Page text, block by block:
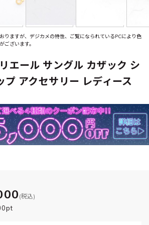
りますが、デジカメの特性、ご覧になられているPCにより色
ございます。
エール サングル カザック シ
プ アクセサリー レディース
(税込)